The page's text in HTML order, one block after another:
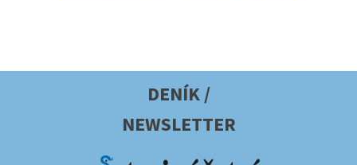
DENÍK /
NEWSLETTER